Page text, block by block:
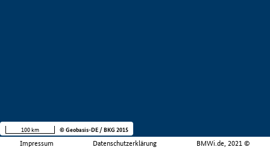
Impressum Datenschutzerklärung BMWi.de, 2021 ©
100 km © Geobasis-DE / BKG 2015